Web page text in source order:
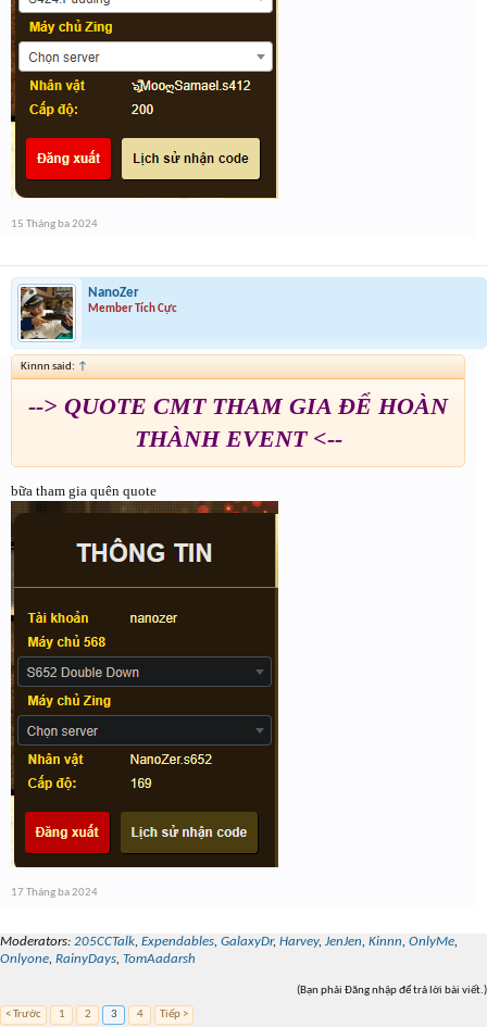
15 Tháng ba 2024
NanoZer
Member Tích Cực
Kinnn said: ↑
--> QUOTE CMT THAM GIA ĐỂ HOÀN
THÀNH EVENT <--
bữa tham gia quên quote
17 Tháng ba 2024
Moderators: 205CCTalk, Expendables, GalaxyDr, Harvey, JenJen, Kinnn, OnlyMe,
Onlyone, RainyDays, TomAadarsh
(Bạn phải Đăng nhập để trả lời bài viết.)
< Trước
1 2 3 4 Tiếp >